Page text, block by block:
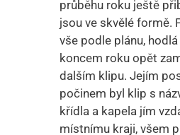
průběhu roku ještě
jsou ve skvělé formě.
vše podle plánu,
koncem roku opět
dalším klipu. Jejím
počinem byl klip s
křídla a kapela jím
místnímu kraji, všem